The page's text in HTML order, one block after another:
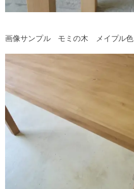
画像サンプル モミの木 メイプル色